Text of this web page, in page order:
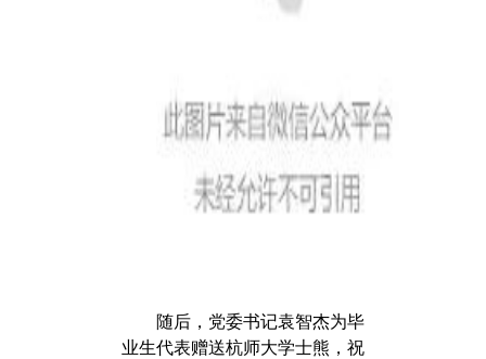
随后，党委书记袁智杰为毕
业生代表赠送杭师大学士熊，祝